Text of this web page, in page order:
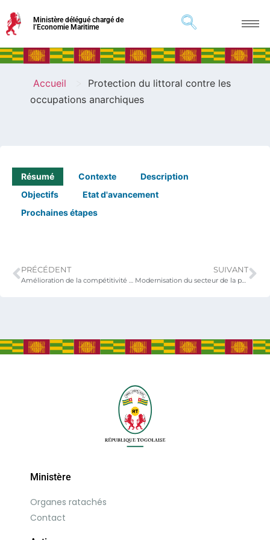
Ministère délégué chargé de
l’Economie Maritime
Accueil
Protection du littoral contre les
occupations anarchiques
Résumé Contexte
Description
Objectifs
Etat d'avancement
Prochaines étapes
PRÉCÉDENT SUIVANT
Modernisation du secteur de la pêche
Ministère
Organes ratachés
Contact